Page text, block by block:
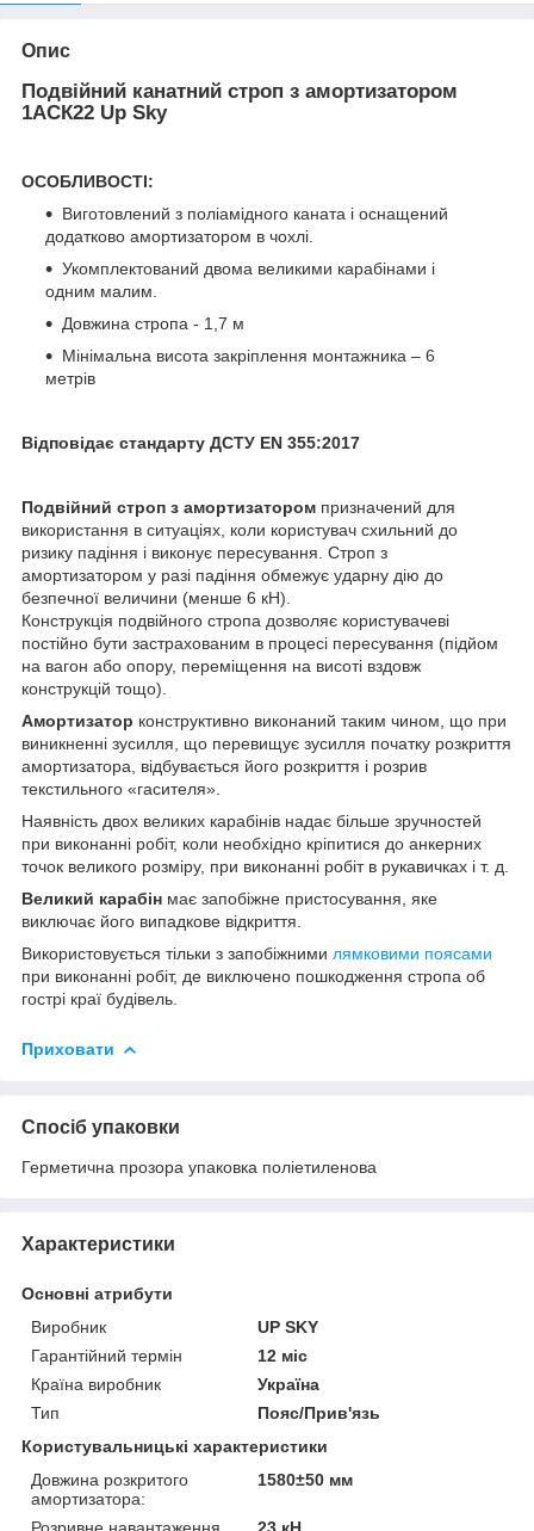
Опис
Подвійний канатний строп з амортизатором
1АСК22 Up Sky
ОСОБЛИВОСТІ:
Виготовлений з поліамідного каната і оснащений
додатково амортизатором в чохлі.
Укомплектований двома великими карабінами і
одним малим.
Довжина стропа - 1,7 м
Мінімальна висота закріплення монтажника – 6
метрів
Відповідає стандарту ДСТУ EN 355:2017
Подвійний строп з амортизатором призначений для
використання в ситуаціях, коли користувач схильний до
ризику падіння і виконує пересування. Строп з
амортизатором у разі падіння обмежує ударну дію до
безпечної величини (менше 6 кН).
Конструкція подвійного стропа дозволяє користувачеві
постійно бути застрахованим в процесі пересування (підйом
на вагон або опору, переміщення на висоті вздовж
конструкцій тощо).
Амортизатор конструктивно виконаний таким чином, що при
виникненні зусилля, що перевищує зусилля початку розкриття
амортизатора, відбувається його розкриття і розрив
текстильного «гасителя».
Наявність двох великих карабінів надає більше зручностей
при виконанні робіт, коли необхідно кріпитися до анкерних
точок великого розміру, при виконанні робіт в рукавичках і т. д.
Великий карабін має запобіжне пристосування, яке
виключає його випадкове відкриття.
Використовується тільки з запобіжними лямковими поясами
при виконанні робіт, де виключено пошкодження стропа об
гострі краї будівель.
Приховати
Спосіб упаковки
Герметична прозора упаковка поліетиленова
Характеристики
Основні атрибути
Виробник
UP SKY
Гарантійний термін
12 міс
Країна виробник
Україна
Тип
Пояс/Прив'язь
Користувальницькі характеристики
Довжина розкритого
амортизатора:
1580±50 мм
Розривне навантаження 23 кН